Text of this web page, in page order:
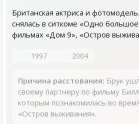
Британская актриса и
снялась в ситкоме «Одно большое
фильмах «Дом 9», «Остров
1997 2004
Причина расстования: Брук
своему партнеру по фильму
которым познакомилась во
«Остров выживания».